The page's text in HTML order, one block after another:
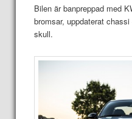
Bilen är banpreppad med
bromsar, uppdaterat
skull.